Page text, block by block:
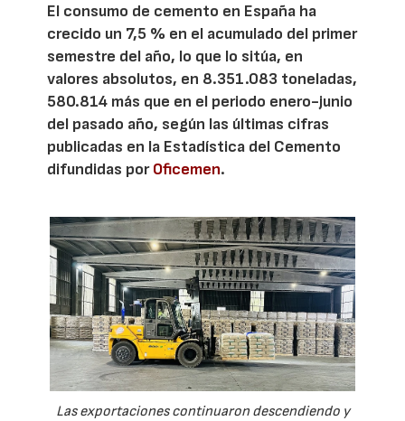
El consumo de cemento en España ha
crecido un 7,5 % en el acumulado del primer
semestre del año, lo que lo sitúa, en
valores absolutos, en 8.351.083 toneladas,
580.814 más que en el periodo enero-junio
del pasado año, según las últimas cifras
publicadas en la Estadística del Cemento
difundidas porOficemen.
Las exportaciones continuaron descendiendo y